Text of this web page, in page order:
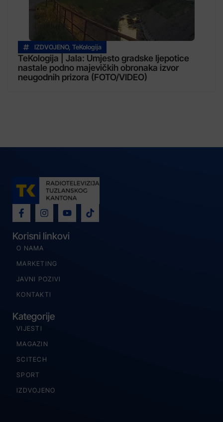
IZDVOJENO, TeKologija
TeKologija | Jala: Umjesto gradske ljepotice
nastale podno majevičkih obronaka izvor
neugodnih prizora (FOTO/VIDEO)
Korisni linkovi
O NAMA
MARKETING
JAVNI POZIVI
KONTAKTI
Kategorije
VIJESTI
MAGAZIN
SCITECH
SPORT
IZDVOJENO